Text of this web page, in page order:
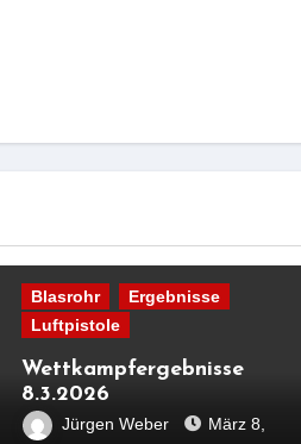
Blasrohr
Ergebnisse
Luftpistole
Wettkampfergebnisse
8.3.2026
Jürgen Weber
März 8,